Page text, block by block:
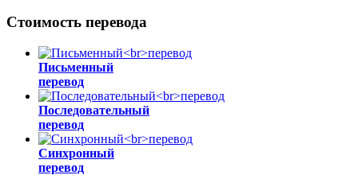
Стоимость перевода
Письменный
перевод
Последовательный
перевод
Синхронный
перевод